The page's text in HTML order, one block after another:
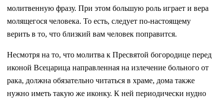
молитвенную фразу. При этом большую роль играет и вера
молящегося человека. То есть, следует по-настоящему
верить в то, что близкий вам человек поправится.
Несмотря на то, что молитва к Пресвятой богородице перед
иконой Всецарица направленная на излечение больного от
рака, должна обязательно читаться в храме, дома также
нужно иметь такую же иконку. К ней периодически нудно